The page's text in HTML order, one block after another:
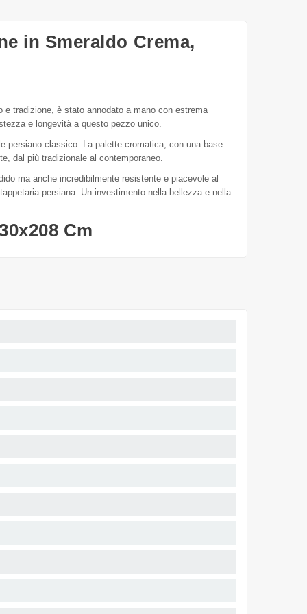
in Smeraldo Crema,
e tradizione, è stato annodato a mano con estrema
e longevità a questo pezzo unico.
persiano classico. La palette cromatica, con una base
dal più tradizionale al contemporaneo.
ma anche incredibilmente resistente e piacevole al
persiana. Un investimento nella bellezza e nella
Cm